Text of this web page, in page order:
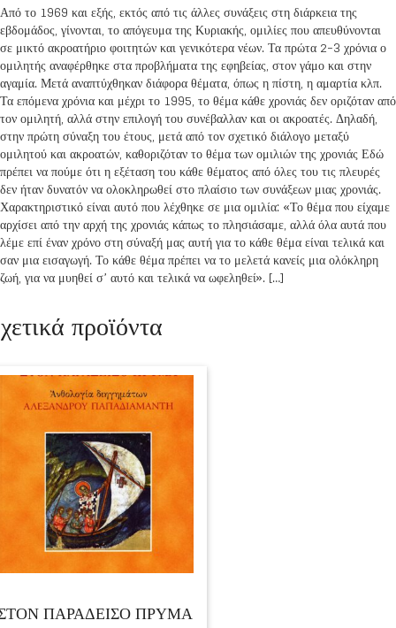
Από το 1969 και εξής, εκτός από τις άλλες συνάξεις στη διάρκεια της
εβδομάδος, γίνονται, το απόγευμα της Κυριακής, ομιλίες που απευθύνονται
σε μικτό ακροατήριο φοιτητών και γενικότερα νέων. Τα πρώτα 2-3 χρόνια ο
ομιλητής αναφέρθηκε στα προβλήματα της εφηβείας, στον γάμο και στην
αγαμία. Μετά αναπτύχθηκαν διάφορα θέματα, όπως η πίστη, η αμαρτία κλπ.
Τα επόμενα χρόνια και μέχρι το 1995, το θέμα κάθε χρονιάς δεν οριζόταν από
τον ομιλητή, αλλά στην επιλογή του συνέβαλλαν και οι ακροατές. Δηλαδή,
στην πρώτη σύναξη του έτους, μετά από τον σχετικό διάλογο μεταξύ
ομιλητού και ακροατών, καθοριζόταν το θέμα των ομιλιών της χρονιάς Εδώ
πρέπει να πούμε ότι η εξέταση του κάθε θέματος από όλες του τις πλευρές
δεν ήταν δυνατόν να ολοκληρωθεί στο πλαίσιο των συνάξεων μιας χρονιάς.
Χαρακτηριστικό είναι αυτό που λέχθηκε σε μια ομιλία: «Το θέμα που είχαμε
αρχίσει από την αρχή της χρονιάς κάπως το πλησιάσαμε, αλλά όλα αυτά που
λέμε επί έναν χρόνο στη σύναξή μας αυτή για το κάθε θέμα είναι τελικά και
σαν μια εισαγωγή. Το κάθε θέμα πρέπει να το μελετά κανείς μια ολόκληρη
ζωή, για να μυηθεί σ’ αυτό και τελικά να ωφεληθεί». […]
προϊόντα
ΠΑΡΑΔΕΙΣΟ ΠΡΥΜΑ